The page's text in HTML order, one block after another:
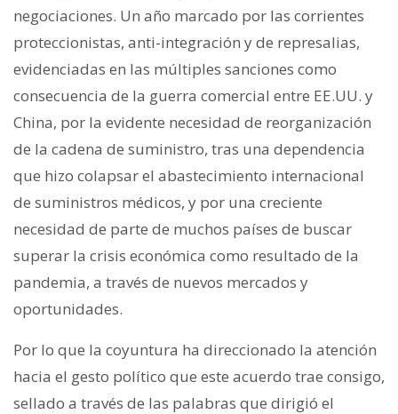
negociaciones. Un año marcado por las corrientes
proteccionistas, anti-integración y de represalias,
evidenciadas en las múltiples sanciones como
consecuencia de la guerra comercial entre EE.UU. y
China, por la evidente necesidad de reorganización
de la cadena de suministro, tras una dependencia
que hizo colapsar el abastecimiento internacional
de suministros médicos, y por una creciente
necesidad de parte de muchos países de buscar
superar la crisis económica como resultado de la
pandemia, a través de nuevos mercados y
oportunidades.
Por lo que la coyuntura ha direccionado la atención
hacia el gesto político que este acuerdo trae consigo,
sellado a través de las palabras que dirigió el